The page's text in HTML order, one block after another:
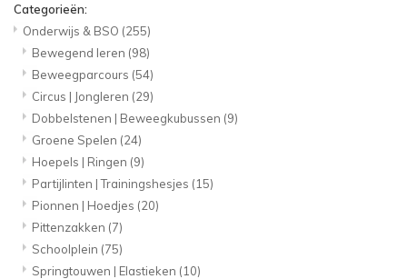
Categorieën:
Onderwijs & BSO (255)
Bewegend leren (98)
Beweegparcours (54)
Circus | Jongleren (29)
Dobbelstenen | Beweegkubussen (9)
Groene Spelen (24)
Hoepels | Ringen (9)
Partijlinten | Trainingshesjes (15)
Pionnen | Hoedjes (20)
Pittenzakken (7)
Schoolplein (75)
Springtouwen | Elastieken (10)